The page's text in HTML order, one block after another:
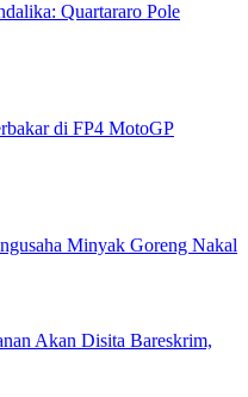
Quartararo Pole
di FP4 MotoGP
Minyak Goreng Nakal
Akan Disita Bareskrim,